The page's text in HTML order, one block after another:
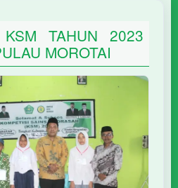
KSM TAHUN 2023
MOROTAI